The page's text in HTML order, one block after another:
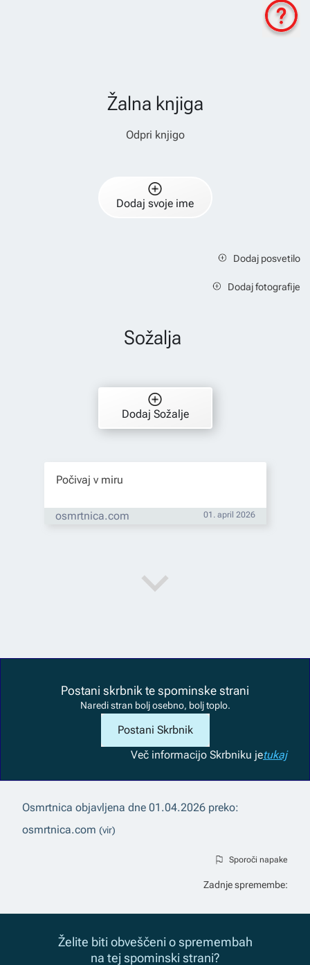
Žalna knjiga
Odpri knjigo
Dodaj svoje ime
Dodaj posvetilo
Dodaj fotografije
Sožalja
Dodaj Sožalje
Počivaj v miru
osmrtnica.com 01. april 2026
Postani skrbnik te spominske strani
Naredi stran bolj osebno, bolj toplo.
Postani Skrbnik
Več informacijo Skrbniku jetukaj
Osmrtnica objavljena dne 01.04.2026 preko:
osmrtnica.com (vir)
Sporoči napake
Zadnje spremembe:
Želite biti obveščeni o spremembah
na tej spominski strani?